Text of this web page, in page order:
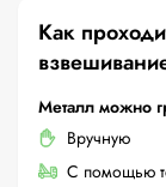
Как
Металл можно
Вручную
С помощью